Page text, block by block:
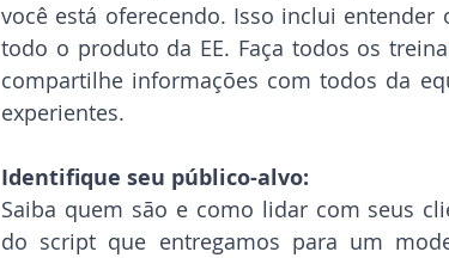
você está oferecendo. Isso inclui
todo o produto da EE. Faça todos os
compartilhe informações com todos da
experientes.
Identifique seu público-alvo:
Saiba quem são e como lidar com seus
do script que entregamos para um